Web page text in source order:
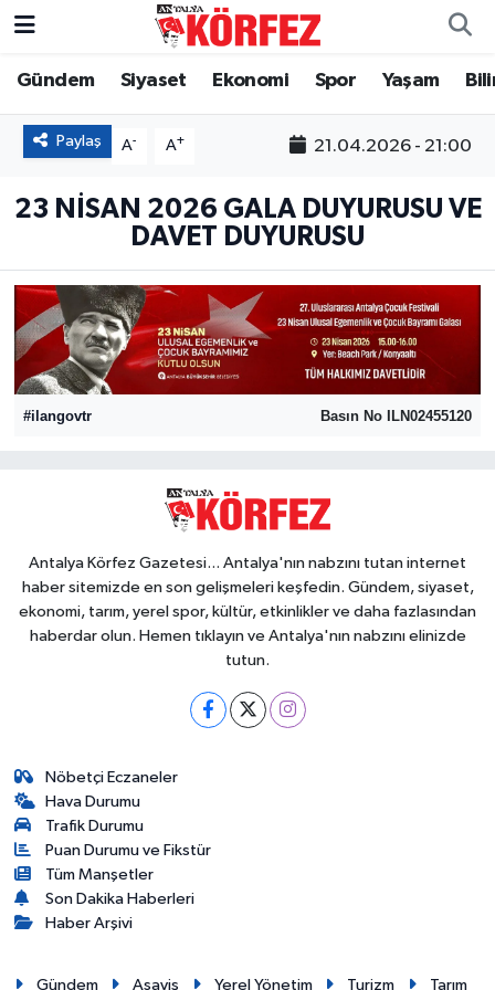
Gündem Siyaset Ekonomi Spor Yaşam
Paylaş A- A+ 21.04.2026 - 21:00
23 NİSAN 2026 GALA DUYURUSU VE
DAVET DUYURUSU
#ilangovtr Basın No ILN02455120
Antalya Körfez Gazetesi... Antalya'nın nabzını tutan internet
haber sitemizde en son gelişmeleri keşfedin. Gündem, siyaset,
ekonomi, tarım, yerel spor, kültür, etkinlikler ve daha fazlasından
haberdar olun. Hemen tıklayın ve Antalya'nın nabzını elinizde
tutun.
Nöbetçi Eczaneler
Hava Durumu
Trafik Durumu
Puan Durumu ve Fikstür
Tüm Manşetler
Son Dakika Haberleri
Haber Arşivi
Gündem Asayiş Yerel Yönetim Turizm Tarım
Gündem
Siyaset
Yerel Yönetim
Spor
Yaşam
Asayiş
Sağlık
Magazin
Kültür ve Sanat
Sivil Toplum
Tarım
Bilim ve Teknoloji
Nöbetçi Eczaneler
Hava Durumu
Trafik Durumu
Tüm Manşetler
Son Dakika Haberleri
Haber Arşivi